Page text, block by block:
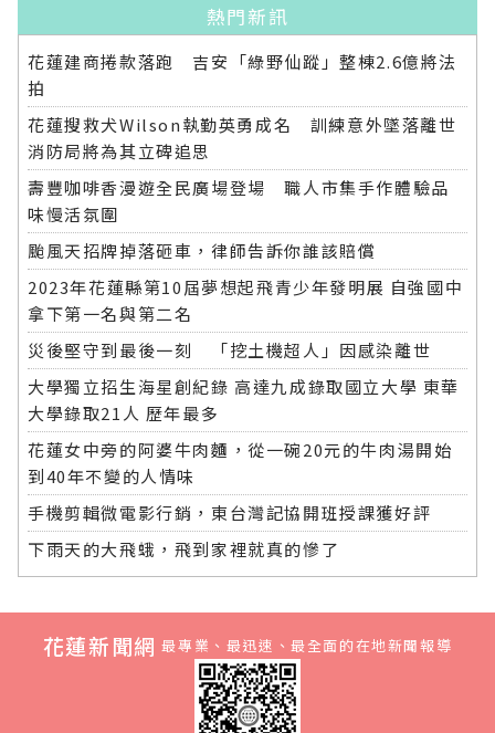
熱門新訊
花蓮建商捲款落跑 吉安「綠野仙蹤」整棟2.6億將法
拍
花蓮搜救犬Wilson執勤英勇成名 訓練意外墜落離世
消防局將為其立碑追思
壽豐咖啡香漫遊全民廣場登場 職人市集手作體驗品
味慢活氛圍
颱風天招牌掉落砸車，律師告訴你誰該賠償
2023年花蓮縣第10屆夢想起飛青少年發明展 自強國中
拿下第一名與第二名
災後堅守到最後一刻 「挖土機超人」因感染離世
大學獨立招生海星創紀錄 高達九成錄取國立大學 東華
大學錄取21人 歷年最多
花蓮女中旁的阿婆牛肉麵，從一碗20元的牛肉湯開始
到40年不變的人情味
手機剪輯微電影行銷，東台灣記協開班授課獲好評
下雨天的大飛蛾，飛到家裡就真的慘了
花蓮新聞網 最專業、最迅速、最全面的在地新聞報導